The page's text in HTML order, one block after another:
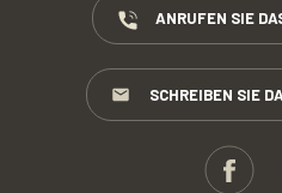
ANRUFEN SIE
SCHREIBEN SIE